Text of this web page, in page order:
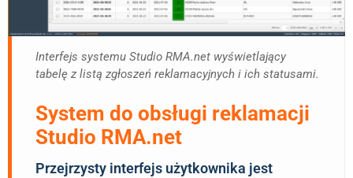
Interfejs systemu Studio RMA.net wyświetlający
tabelę z listą zgłoszeń reklamacyjnych i ich statusami.
System do obsługi reklamacji
Studio RMA.net
Przejrzysty interfejs użytkownika jest